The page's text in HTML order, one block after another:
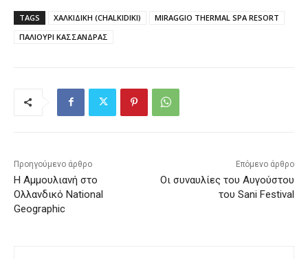
TAGS ΧΑΛΚΙΔΙΚΗ (CHALKIDIKI)
MIRAGGIO THERMAL SPA RESORT
ΠΑΛΙΟΥΡΙ ΚΑΣΣΑΝΔΡΑΣ
Προηγούμενο άρθρο
Η Αμμουλιανή στο
Ολλανδικό National
Geographic
Επόμενο άρθρο
Οι συναυλίες του Αυγούστου
του Sani Festival